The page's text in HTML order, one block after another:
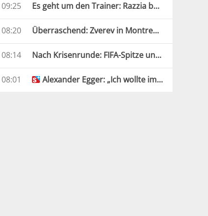
09:25 Es geht um den Trainer: Razzia bei Südkoreas Verband
08:20 Überraschend: Zverev in Montreal schon raus
08:14 Nach Krisenrunde: FIFA-Spitze unterstützt Infantino
08:01 Alexander Egger: „Ich wollte im Geschäft bleiben“